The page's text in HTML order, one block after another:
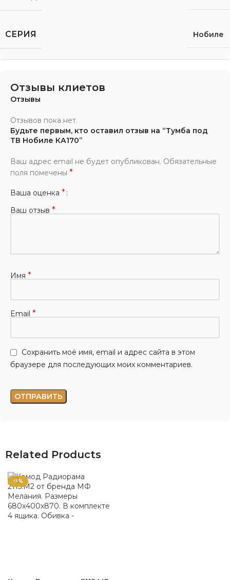
СЕРИЯ Нобиле
Отзывы клиетов
Отзывы
Отзывов пока нет.
Будьте первым, кто оставил отзыв на “Тумба под
ТВ Нобиле КА170”
Ваш адрес email не будет опубликован. Обязательные
поля помечены *
Ваша оценка *
Ваш отзыв *
Имя *
Email *
Сохранить моё имя, email и адрес сайта в этом
браузере для последующих моих комментариев.
Related Products
-5%